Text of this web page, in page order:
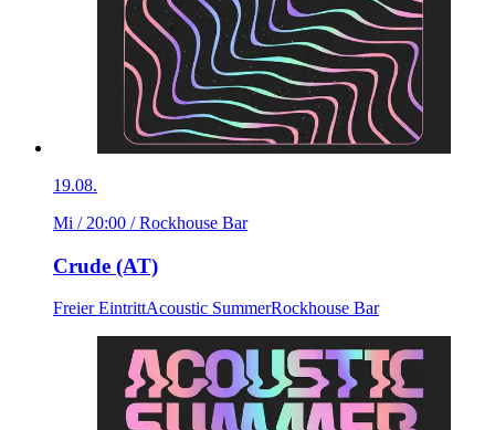
19.08.
Mi / 20:00 / Rockhouse Bar
Crude (AT)
Freier EintrittAcoustic SummerRockhouse Bar